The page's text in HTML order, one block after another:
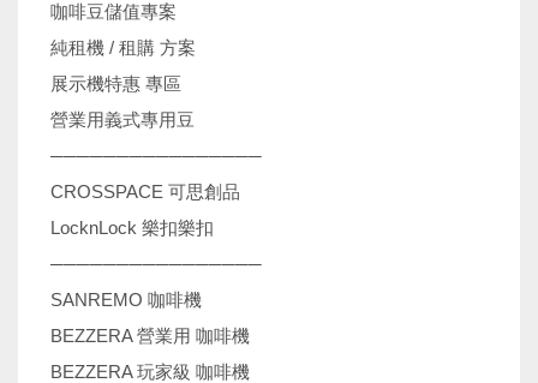
咖啡豆儲值專案
純租機 / 租購 方案
展示機特惠 專區
營業用義式專用豆
────────────────
CROSSPACE 可思創品
LocknLock 樂扣樂扣
────────────────
SANREMO 咖啡機
BEZZERA 營業用 咖啡機
BEZZERA 玩家級 咖啡機